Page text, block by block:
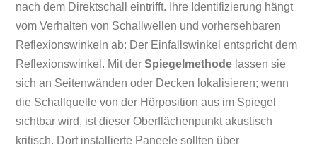
nach dem Direktschall eintrifft. Ihre Identifizierung hängt
vom Verhalten von Schallwellen und vorhersehbaren
Reflexionswinkeln ab: Der Einfallswinkel entspricht dem
Reflexionswinkel. Mit derSpiegelmethode lassen sie
sich an Seitenwänden oder Decken lokalisieren; wenn
die Schallquelle von der Hörposition aus im Spiegel
sichtbar wird, ist dieser Oberflächenpunkt akustisch
kritisch. Dort installierte Paneele sollten über